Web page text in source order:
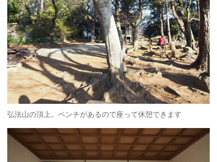
弘法山の頂上。ベンチがあるので座って休憩できます